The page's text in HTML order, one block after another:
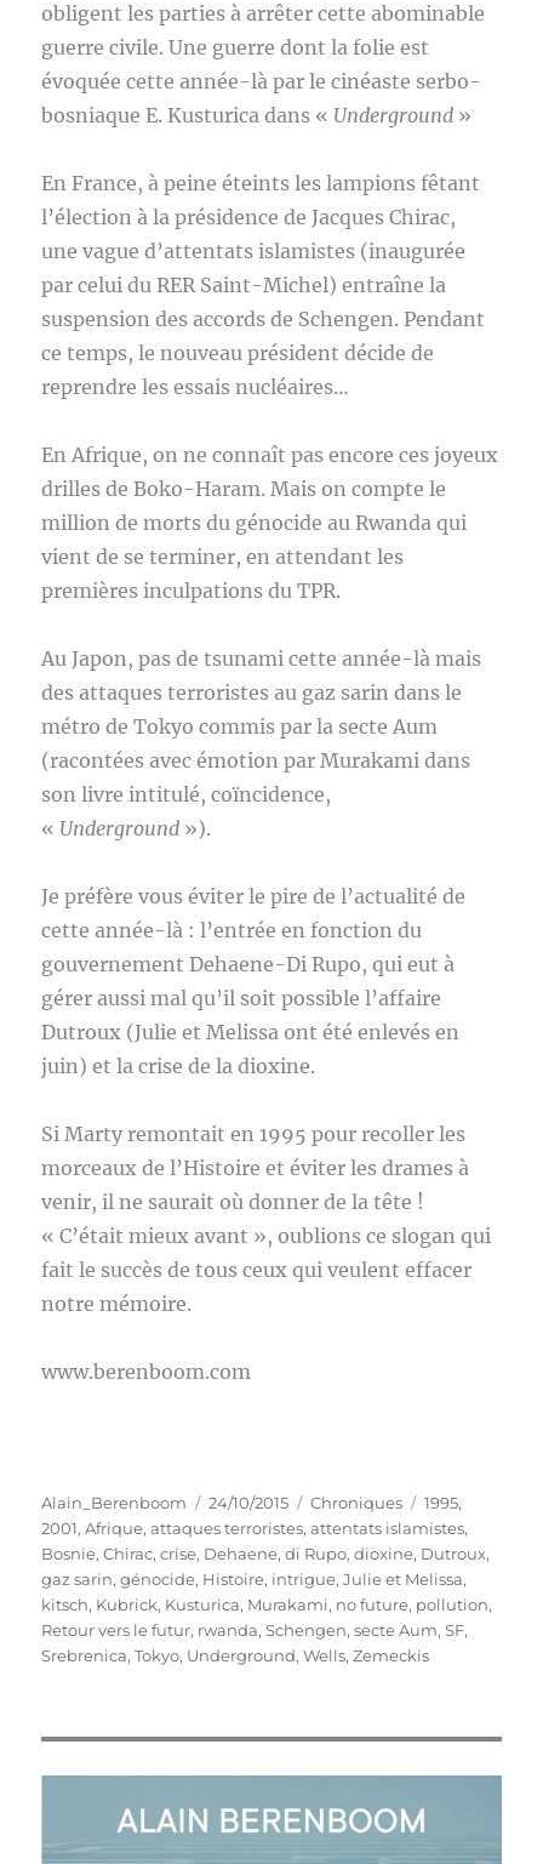
obligent les parties à arrêter cette abominable
guerre civile. Une guerre dont la folie est
évoquée cette année-là par le cinéaste serbo-
bosniaque E. Kusturica dans « Underground »
En France, à peine éteints les lampions fêtant
l’élection à la présidence de Jacques Chirac,
une vague d’attentats islamistes (inaugurée
par celui du RER Saint-Michel) entraîne la
suspension des accords de Schengen. Pendant
ce temps, le nouveau président décide de
reprendre les essais nucléaires…
En Afrique, on ne connaît pas encore ces joyeux
drilles de Boko-Haram. Mais on compte le
million de morts du génocide au Rwanda qui
vient de se terminer, en attendant les
premières inculpations du TPR.
Au Japon, pas de tsunami cette année-là mais
des attaques terroristes au gaz sarin dans le
métro de Tokyo commis par la secte Aum
(racontées avec émotion par Murakami dans
son livre intitulé, coïncidence,
« Underground »).
Je préfère vous éviter le pire de l’actualité de
cette année-là : l’entrée en fonction du
gouvernement Dehaene-Di Rupo, qui eut à
gérer aussi mal qu’il soit possible l’affaire
Dutroux (Julie et Melissa ont été enlevés en
juin) et la crise de la dioxine.
Si Marty remontait en 1995 pour recoller les
morceaux de l’Histoire et éviter les drames à
venir, il ne saurait où donner de la tête !
« C’était mieux avant », oublions ce slogan qui
fait le succès de tous ceux qui veulent effacer
notre mémoire.
www.berenboom.com
Auteur
Alain_Berenboom
Publié
le
24/10/2015 Catégories
Chroniques Étiquettes
1995,
2001,Afrique,attaques terroristes,attentats islamistes,
Bosnie,Chirac,crise, Dehaene,di Rupo,dioxine, Dutroux,
gaz sarin,génocide, Histoire, intrigue,Julie et Melissa,
kitsch, Kubrick, Kusturica, Murakami, no future, pollution,
Retour vers le futur, rwanda,Schengen,secte Aum,SF,
Srebrenica,Tokyo, Underground,Wells,Zemeckis